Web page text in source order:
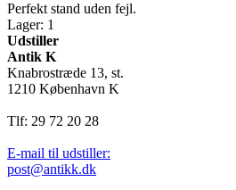
Perfekt stand uden fejl.
Lager: 1
Udstiller
Antik K
Knabrostræde 13, st.
1210 København K
Tlf: 29 72 20 28
E-mail til udstiller:
post@antikk.dk